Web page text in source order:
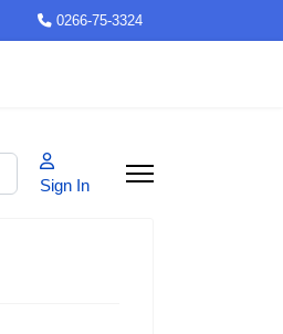
0266-75-3324
Sign In